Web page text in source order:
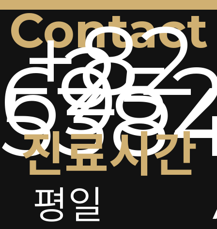
Contact
+82
2-
진료시간
평일